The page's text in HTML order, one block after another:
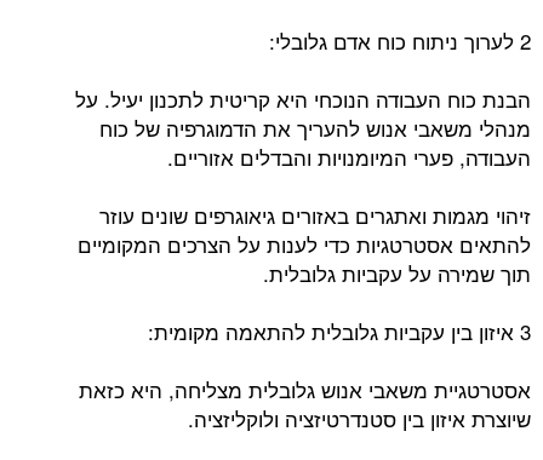
2 לערוך ניתוח כוח אדם גלובלי:
הבנת כוח העבודה הנוכחי היא קריטית לתכנון יעיל. על
מנהלי משאבי אנוש להעריך את הדמוגרפיה של כוח
העבודה, פערי המיומנויות והבדלים אזוריים.
זיהוי מגמות ואתגרים באזורים גיאוגרפים שונים עוזר
להתאים אסטרטגיות כדי לענות על הצרכים המקומיים
תוך שמירה על עקביות גלובלית.
3 איזון בין עקביות גלובלית להתאמה מקומית:
אסטרטגיית משאבי אנוש גלובלית מצליחה, היא כזאת
שיוצרת איזון בין סטנדרטיזציה ולוקליזציה.